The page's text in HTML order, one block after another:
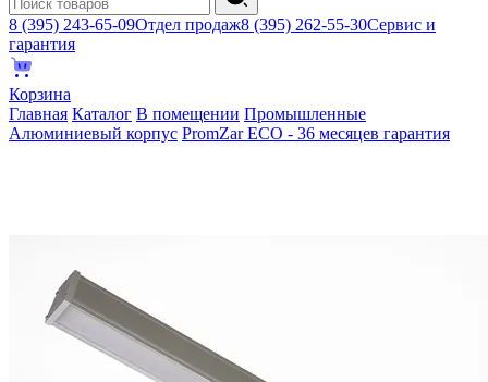
8 (395) 243-65-09Отдел продаж8 (395) 262-55-30Сервис и
гарантия
Корзина
Главная Каталог В помещении Промышленные
Алюминиевый корпус PromZar ECO - 36 месяцев гарантия